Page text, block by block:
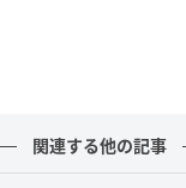
関連する他の記事